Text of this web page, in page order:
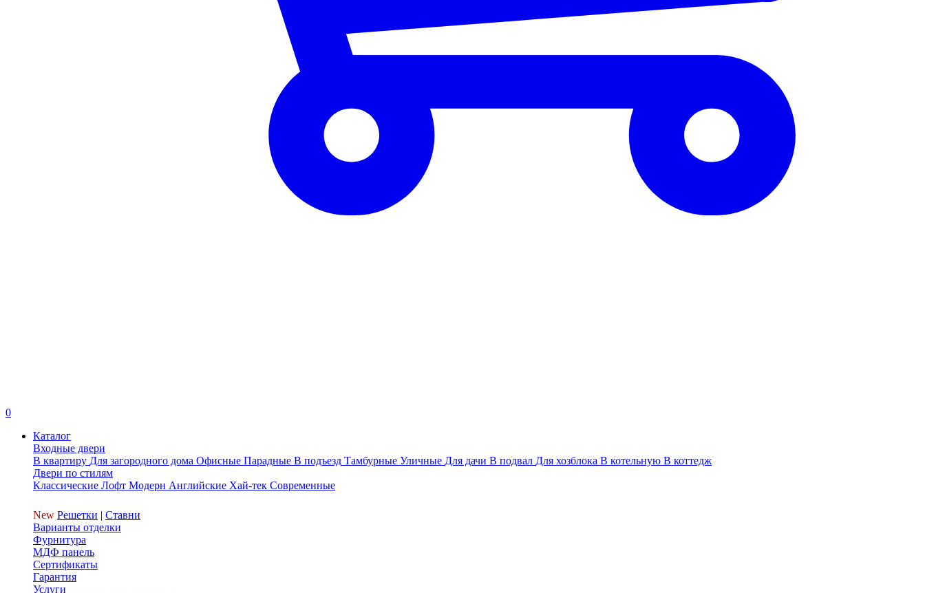
0
Каталог
Входные двери
В квартиру Для загородного дома Офисные Парадные В подъезд Тамбурные Уличные Для дачи В подвал Для хозблока В котельную В коттедж
Двери по стилям
Классические Лофт Модерн Английские Хай-тек Современные
New Решетки | Ставни
Варианты отделки
Фурнитура
МДФ панель
Сертификаты
Гарантия
Услуги